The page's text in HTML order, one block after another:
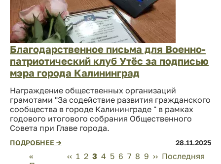
Благодарственное письма для Военно-
патриотический клуб Утёс за подписью
мэра города Калининград
Награждение общественных организаций
грамотами "За содействие развития гражданского
сообщества в городе Калининграде " в рамках
годового итогового собрания Общественного
Совета при Главе города.
ПОДРОБНЕЕ → 28.11.2025
Нумерация
Первая
«
Предыдущая
‹‹ Page
1 Page
2 Page
3 Page
4 Page
5 Page
6 Page
7 Page
8 Page
9 Следующая
›› Последняя
Последняя